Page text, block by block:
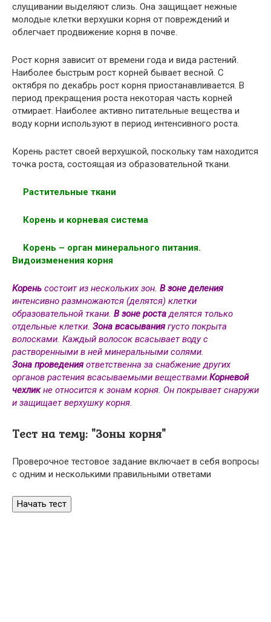
слущивании выделяют слизь. Она защищает нежные
молодые клетки верхушки корня от повреждений и
облегчает продвижение корня в почве.
Рост корня зависит от времени года и вида растений.
Наиболее быстрым рост корней бывает весной. С
октября по декабрь рост корня приостанавливается. В
период прекращения роста некоторая часть корней
отмирает. Наиболее активно питательные вещества и
воду корни используют в период интенсивного роста.
Корень растет своей верхушкой, поскольку там находится
точка роста, состоящая из образовательной ткани.
Растительные ткани
Корень и корневая система
Корень – орган минерального питания.
Видоизменения корня
Корень состоит из нескольких зон. В зоне деления
интенсивно размножаются (делятся) клетки
образовательной ткани. В зоне ростаделятся только
отдельные клетки. Зона всасывания густо покрыта
волосками. Каждый волосок всасывает воду с
растворенными в ней минеральными солями.
Зона проведения ответственна за снабжение других
органов растения всасываемыми веществами.Корневой
чехликне относится к зонам корня. Он покрывает снаружи
и защищает верхушку корня.
Тест на тему: "Зоны корня"
Проверочное тестовое задание включает в себя вопросы
с одним и несколькими правильными ответами